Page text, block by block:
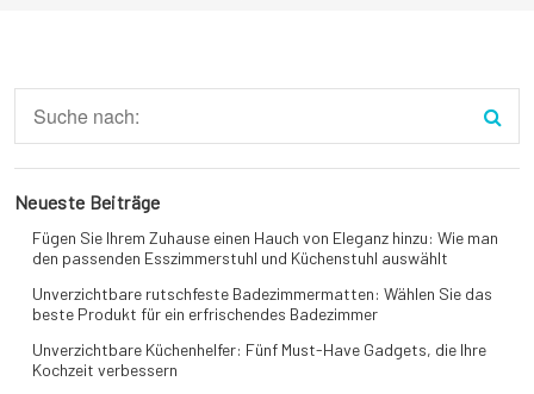
Neueste Beiträge
Fügen Sie Ihrem Zuhause einen Hauch von Eleganz hinzu: Wie man
den passenden Esszimmerstuhl und Küchenstuhl auswählt
Unverzichtbare rutschfeste Badezimmermatten: Wählen Sie das
beste Produkt für ein erfrischendes Badezimmer
Unverzichtbare Küchenhelfer: Fünf Must-Have Gadgets, die Ihre
Kochzeit verbessern